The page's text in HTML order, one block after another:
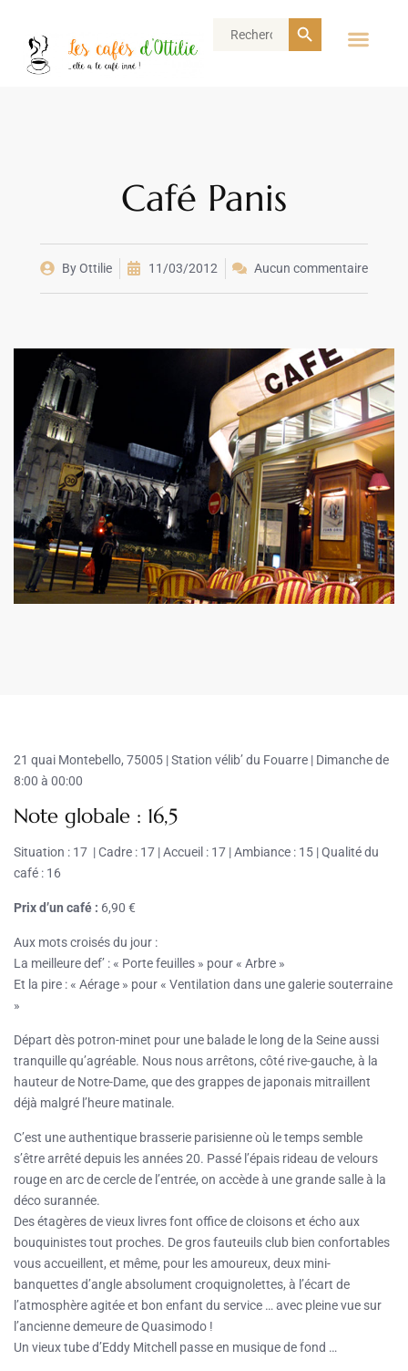
Search
Search Button
Café Panis
ByOttilie 11/03/2012 Aucun commentaire
21 quai Montebello, 75005 |Station vélib’ du Fouarre | Dimanche de
8:00 à 00:00
Note globale : 16,5
Situation : 17 | Cadre : 17 | Accueil : 17 | Ambiance : 15 | Qualité du
café : 16
Prix d’un café : 6,90 €
Aux mots croisés du jour :
La meilleure def’ : « Porte feuilles » pour « Arbre »
Et la pire : « Aérage » pour « Ventilation dans une galerie souterraine
»
Départ dès potron-minet pour une balade le long de la Seine aussi
tranquille qu’agréable. Nous nous arrêtons, côté rive-gauche, à la
hauteur de Notre-Dame, que des grappes de japonais mitraillent
déjà malgré l’heure matinale.
C’est une authentique brasserie parisienne où le temps semble
s’être arrêté depuis les années 20. Passé l’épais rideau de velours
rouge en arc de cercle de l’entrée, on accède à une grande salle à la
déco surannée.
Des étagères de vieux livres font office de cloisons et écho aux
bouquinistes tout proches. De gros fauteuils club bien confortables
vous accueillent, et même, pour les amoureux, deux mini-
banquettes d’angle absolument croquignolettes, à l’écart de
l’atmosphère agitée et bon enfant du service … avec pleine vue sur
l’ancienne demeure de Quasimodo !
Un vieux tube d’Eddy Mitchell passe en musique de fond …